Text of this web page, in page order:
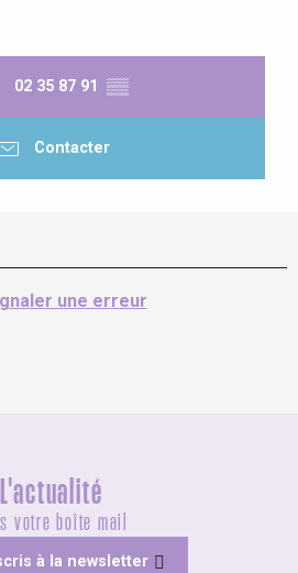
02 35 87 91 ▒▒
Contacter
une erreur
L'actualité
votre boîte mail
à la newsletter